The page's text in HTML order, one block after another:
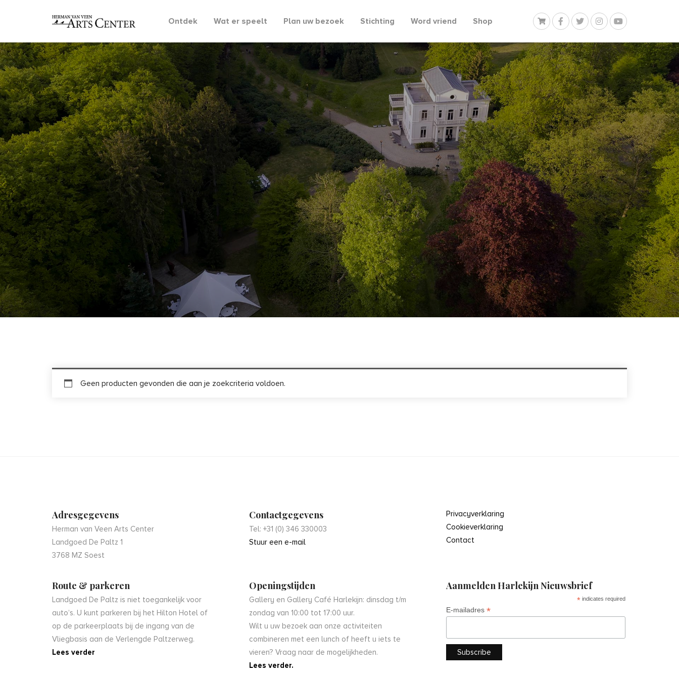
Ontdek Wat er speelt Plan uw bezoek Stichting Word vriend Shop
Geen producten gevonden die aan je zoekcriteria voldoen.
Adresgegevens
Herman van Veen Arts Center
Landgoed De Paltz 1
3768 MZ Soest
Route & parkeren
Landgoed De Paltz is niet toegankelijk voor
auto’s. U kunt parkeren bij het Hilton Hotel of
op de parkeerplaats bij de ingang van de
Vliegbasis aan de Verlengde Paltzerweg.
Lees verder
Contactgegevens
Tel: +31 (0) 346 330003
Stuur een e-mail
Openingstijden
Gallery en Gallery Café Harlekijn: dinsdag t/m
zondag van 10:00 tot 17:00 uur.
Wilt u uw bezoek aan onze activiteiten
combineren met een lunch of heeft u iets te
vieren? Vraag naar de mogelijkheden.
Lees verder.
Privacyverklaring
Cookieverklaring
Contact
Aanmelden Harlekijn Nieuwsbrief
* indicates required
E-mailadres *